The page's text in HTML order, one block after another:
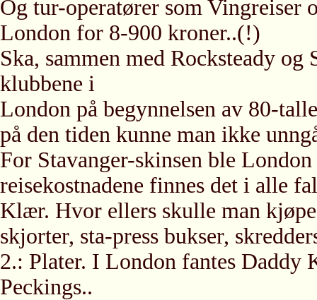
Og tur-operatører som
London for 8-900 kroner..(!)
Ska, sammen med Rocksteady
klubbene i
London på begynnelsen av 80-
på den tiden kunne man ikke
For Stavanger-skinsen ble
reisekostnadene finnes det i alle
Klær. Hvor ellers skulle man
skjorter, sta-press bukser,
2.: Plater. I London fantes Daddy
Peckings..